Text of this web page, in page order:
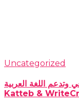
Uncategorized
وتدعم اللغة العربية |
Katteb &